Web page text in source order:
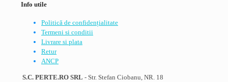
Info utile
Politică de confidențialitate
Termeni si conditii
Livrare si plata
Retur
ANCP
S.C. PERTE.RO SRL - Str. Stefan Ciobanu, NR. 18